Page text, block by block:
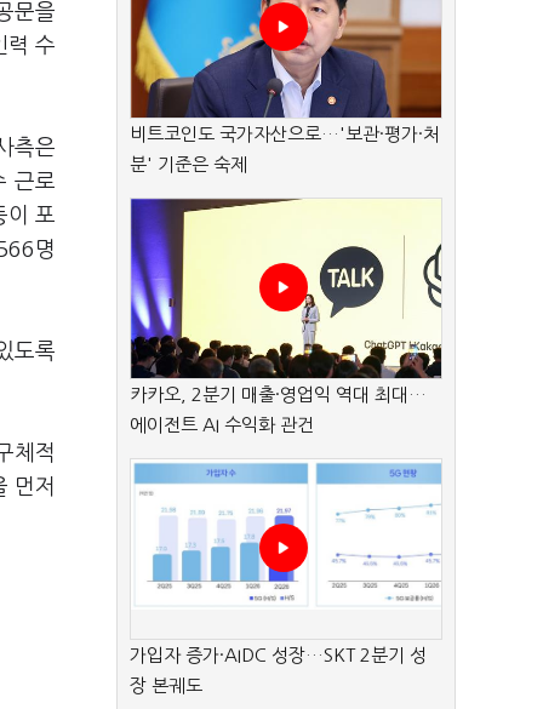
문을
력 수
측은
근로
이 포
명
도록
체적
먼저
비트코인도 국가자산으로…'보관·평가·처
분' 기준은 숙제
카카오, 2분기 매출·영업익 역대 최대…
에이전트 AI 수익화 관건
가입자 증가·AIDC 성장…SKT 2분기 성
장 본궤도